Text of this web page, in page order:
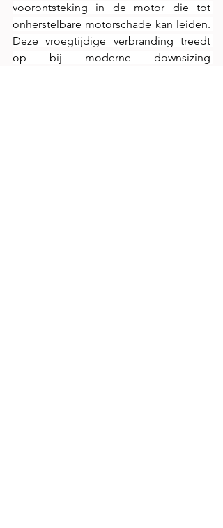
voorontsteking in de motor die tot
onherstelbare motorschade kan leiden.
Deze vroegtijdige verbranding treedt
op bij moderne downsizing